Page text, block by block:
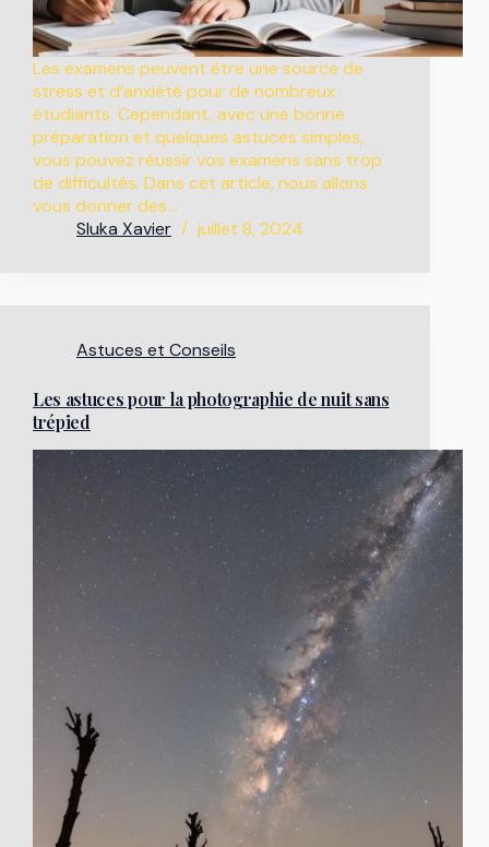
Les examens peuvent être une source de
stress et d’anxiété pour de nombreux
étudiants. Cependant, avec une bonne
préparation et quelques astuces simples,
vous pouvez réussir vos examens sans trop
de difficultés. Dans cet article, nous allons
vous donner des…
Sluka Xavier
juillet 8, 2024
Astuces et Conseils
Les astuces pour la photographie de nuit sans
trépied